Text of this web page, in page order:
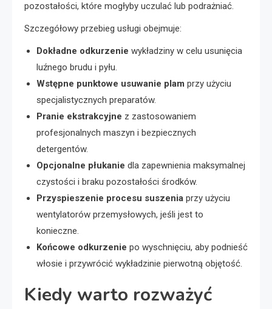
pozostałości, które mogłyby uczulać lub podrażniać.
Szczegółowy przebieg usługi obejmuje:
Dokładne odkurzenie wykładziny w celu usunięcia
luźnego brudu i pyłu.
Wstępne punktowe usuwanie plam przy użyciu
specjalistycznych preparatów.
Pranie ekstrakcyjne z zastosowaniem
profesjonalnych maszyn i bezpiecznych
detergentów.
Opcjonalne płukanie dla zapewnienia maksymalnej
czystości i braku pozostałości środków.
Przyspieszenie procesu suszenia przy użyciu
wentylatorów przemysłowych, jeśli jest to
konieczne.
Końcowe odkurzenie po wyschnięciu, aby podnieść
włosie i przywrócić wykładzinie pierwotną objętość.
Kiedy warto rozważyć